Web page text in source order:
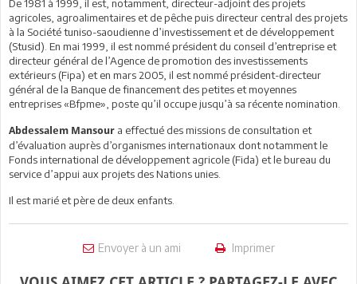
De 1981 à 1999, il est, notamment, directeur-adjoint des projets
agricoles, agroalimentaires et de pêche puis directeur central des projets
à la Société tuniso-saoudienne d’investissement et de développement
(Stusid). En mai 1999, il est nommé président du conseil d’entreprise et
directeur général de l’Agence de promotion des investissements
extérieurs (Fipa) et en mars 2005, il est nommé président-directeur
général de la Banque de financement des petites et moyennes
entreprises «Bfpme», poste qu’il occupe jusqu’à sa récente nomination.
Abdessalem Mansour a effectué des missions de consultation et
d’évaluation auprès d’organismes internationaux dont notamment le
Fonds international de développement agricole (Fida) et le bureau du
service d’appui aux projets des Nations unies.
Il est marié et père de deux enfants.
Envoyer à un ami Imprimer